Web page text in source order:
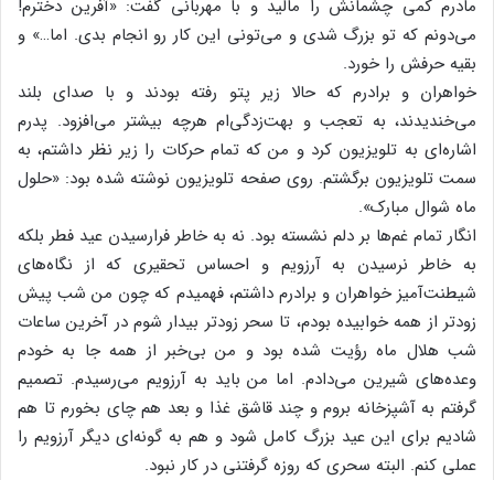
مادرم کمی چشمانش را مالید و با مهربانی گفت: «آفرین دخترم!
می‌دونم که تو بزرگ شدی و می‌تونی این کار رو انجام بدی. اما…» و
بقیه حرفش را خورد.
خواهران و برادرم که حالا زیر پتو رفته بودند و با صدای بلند
می‌خندیدند، به تعجب و بهت‌زدگی‌ام هرچه بیشتر می‌افزود. پدرم
اشاره‌ای به تلویزیون کرد و من که تمام حرکات را زیر نظر داشتم، به
سمت تلویزیون برگشتم. روی صفحه تلویزیون نوشته شده بود: «حلول
ماه شوال مبارک».
انگار تمام غم‌ها بر دلم نشسته بود. نه به خاطر فرارسیدن عید فطر بلکه
به خاطر نرسیدن به آرزویم و احساس تحقیری که از نگاه‌های
شیطنت‌آمیز خواهران و برادرم داشتم، فهمیدم که چون من شب پیش
زودتر از همه خوابیده بودم، تا سحر زودتر بیدار شوم در آخرین ساعات
شب هلال ماه رؤیت شده بود و من بی‌خبر از همه جا به خودم
وعده‌های شیرین می‌دادم. اما من باید به آرزویم می‌رسیدم. تصمیم
گرفتم به آشپزخانه بروم و چند قاشق غذا و بعد هم چای بخورم تا هم
شادیم برای این عید بزرگ کامل شود و هم به گونه‌ای دیگر آرزویم را
عملی کنم. البته سحری که روزه گرفتنی در کار نبود.